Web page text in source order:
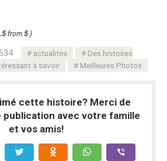
from 5 )
actualites
Des histoires
à savoir Meilleures Photos
cette histoire? Merci de
avec votre famille
et vos amis!